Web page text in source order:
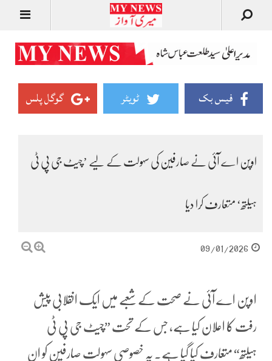
فیس بک ٹویٹر گوگل پلس
اوپن اے آئی نے صارفین کی سہولت کے لیے ’چیٹ جی پی ٹی
ہیلتھ‘ متعارف کرا دیا
09/01/2026
اوپن اے آئی نے صحت کے شعبے میں ایک انقلابی پیش
رفت کا اعلان کیا ہے، جس کے تحت ”چیٹ جی پی ٹی
ہیلتھ“ متعارف کیا گیا ہے۔ یہ خصوصی سہولت صارفین کو ان